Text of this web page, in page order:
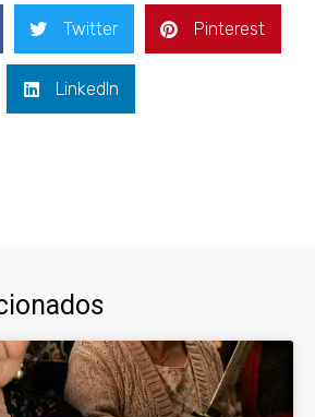
Twitter Pinterest
LinkedIn